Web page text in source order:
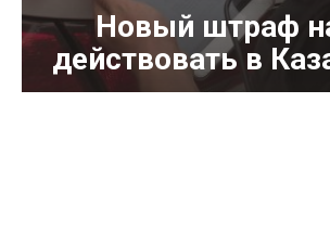
Новый штраф
действовать в